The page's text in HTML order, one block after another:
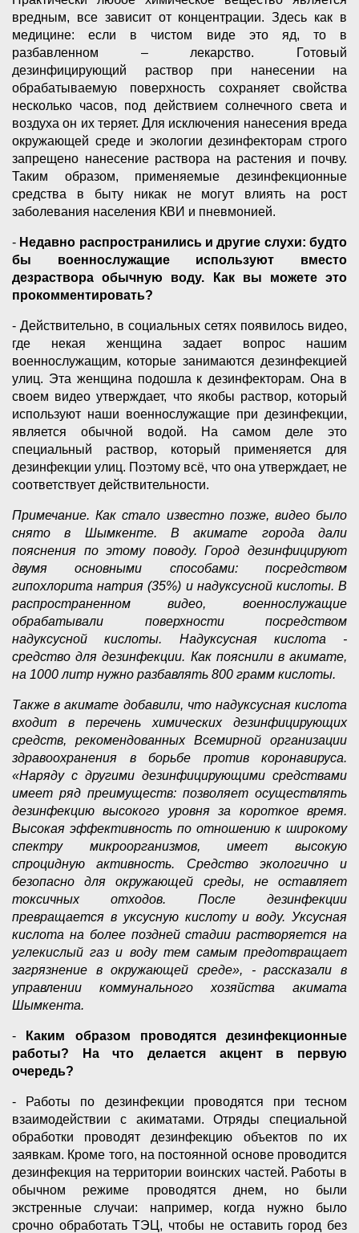
вредным, все зависит от концентрации. Здесь как в
медицине: если в чистом виде это яд, то в
разбавленном – лекарство. Готовый
дезинфицирующий раствор при нанесении на
обрабатываемую поверхность сохраняет свойства
несколько часов, под действием солнечного света и
воздуха он их теряет. Для исключения нанесения вреда
окружающей среде и экологии дезинфекторам строго
запрещено нанесение раствора на растения и почву.
Таким образом, применяемые дезинфекционные
средства в быту никак не могут влиять на рост
заболевания населения КВИ и пневмонией.
- Недавно распространились и другие слухи: будто
бы военнослужащие используют вместо
дезраствора обычную воду. Как вы можете это
прокомментировать?
- Действительно, в социальных сетях появилось видео,
где некая женщина задает вопрос нашим
военнослужащим, которые занимаются дезинфекцией
улиц. Эта женщина подошла к дезинфекторам. Она в
своем видео утверждает, что якобы раствор, который
используют наши военнослужащие при дезинфекции,
является обычной водой. На самом деле это
специальный раствор, который применяется для
дезинфекции улиц. Поэтому всё, что она утверждает, не
соответствует действительности.
Примечание. Как стало известно позже, видео было
снято в Шымкенте. В акимате города дали
пояснения по этому поводу. Город дезинфицируют
двумя основными способами: посредством
гипохлорита натрия (35%) и надуксусной кислоты. В
распространенном видео, военнослужащие
обрабатывали поверхности посредством
надуксусной кислоты. Надуксусная кислота -
средство для дезинфекции. Как пояснили в акимате,
на 1000 литр нужно разбавлять 800 грамм кислоты.
Также в акимате добавили, что надуксусная кислота
входит в перечень химических дезинфицирующих
средств, рекомендованных Всемирной организации
здравоохранения в борьбе против коронавируса.
«Наряду с другими дезинфицирующими средствами
имеет ряд преимуществ: позволяет осуществлять
дезинфекцию высокого уровня за короткое время.
Высокая эффективность по отношению к широкому
спектру микроорганизмов, имеет высокую
спроцидную активность. Средство экологично и
безопасно для окружающей среды, не оставляет
токсичных отходов. После дезинфекции
превращается в уксусную кислоту и воду. Уксусная
кислота на более поздней стадии растворяется на
углекислый газ и воду тем самым предотвращает
загрязнение в окружающей среде», - рассказали в
управлении коммунального хозяйства акимата
Шымкента.
-
Каким образом проводятся дезинфекционные
работы? На что делается акцент в первую
очередь?
- Работы по дезинфекции проводятся при тесном
взаимодействии с акиматами. Отряды специальной
обработки проводят дезинфекцию объектов по их
заявкам. Кроме того, на постоянной основе проводится
дезинфекция на территории воинских частей. Работы в
обычном режиме проводятся днем, но были
экстренные случаи: например, когда нужно было
срочно обработать ТЭЦ, чтобы не оставить город без